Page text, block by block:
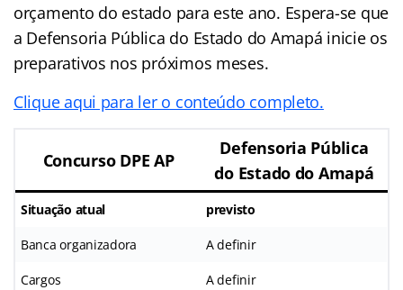
orçamento do estado para este ano. Espera-se que
a Defensoria Pública do Estado do Amapá inicie os
preparativos nos próximos meses.
Clique aqui para ler o conteúdo completo.
Concurso DPE AP
Defensoria Pública
do Estado do Amapá
Situação atual previsto
Banca organizadora A definir
Cargos A definir